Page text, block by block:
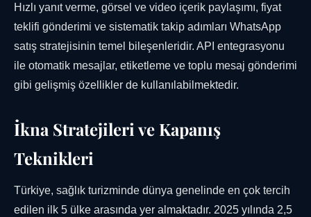
Hızlı yanıt verme, görsel ve video içerik paylaşımı, fiyat
teklifi gönderimi ve sistematik takip adımları WhatsApp
satış stratejisinin temel bileşenleridir. API entegrasyonu
ile otomatik mesajlar, etiketleme ve toplu mesaj gönderimi
gibi gelişmiş özellikler de kullanılabilmektedir.
İkna Stratejileri ve Kapanış
Teknikleri
Türkiye, sağlık turizminde dünya genelinde en çok tercih
edilen ilk 5 ülke arasında yer almaktadır. 2025 yılında 2,5